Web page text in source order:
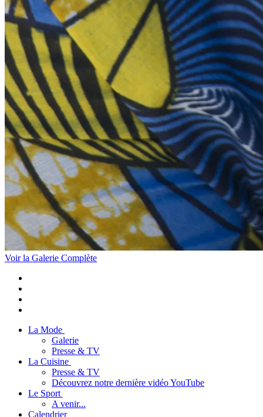
Voir la Galerie Complète
La Mode
Galerie
Presse & TV
La Cuisine
Presse & TV
Découvrez notre dernière vidéo YouTube
Le Sport
A venir...
Calendrier